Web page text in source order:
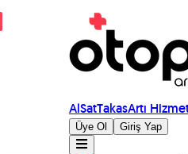
AlSatTakasArtı
Üye Ol Giriş Yap